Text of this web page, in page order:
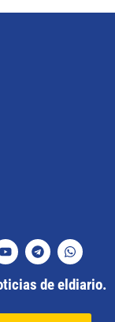
de eldiario.